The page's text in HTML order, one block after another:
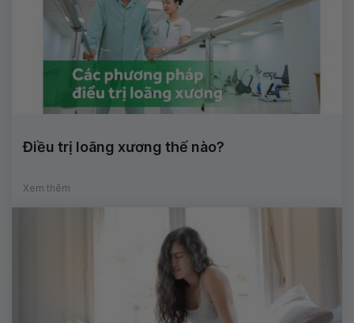
Điều trị loãng xương thế nào?
Xem thêm